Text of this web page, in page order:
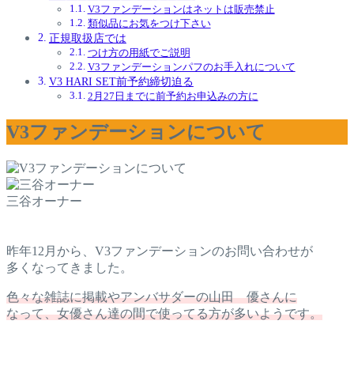
V3ファンデーションはネットは販売禁止
類似品にお気をつけ下さい
正規取扱店では
つけ方の用紙でご説明
V3ファンデーションパフのお手入れについて
V3 HARI SET前予約締切迫る
2月27日までに前予約お申込みの方に
V3ファンデーションについて
三谷オーナー
昨年12月から、V3ファンデーションのお問い合わせが
多くなってきました。
色々な雑誌に掲載やアンバサダーの山田 優さんに
なって、女優さん達の間で使ってる方が多いようです。